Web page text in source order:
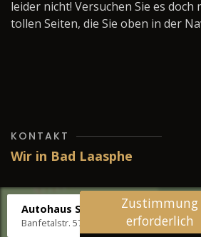
leider nicht! Versuchen Sie es doch
tollen Seiten, die Sie oben in der
KONTAKT
Wir in Bad Laasphe
Autohaus Stenger
Banfetalstr. 57, 57334 Bad Laasphe
Zustimmung
erforderlich